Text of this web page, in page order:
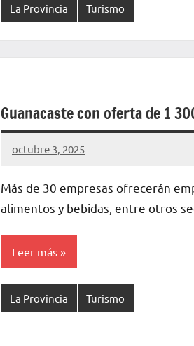
La Provincia Turismo
Guanacaste con oferta de 1
octubre 3, 2025
La
de
La
Más de 30 empresas ofrecerán
alimentos y bebidas, entre otros
Leer más
La Provincia Turismo